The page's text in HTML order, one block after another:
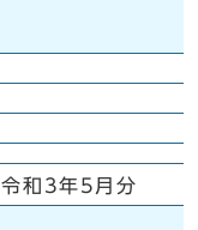
令和3年5月分